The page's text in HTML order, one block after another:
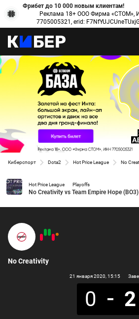
Фрибет до 10 000 новым клиентам!
Реклама 18+ ООО Фирма «СТОМ»,
7705005321, erid:
Киберспорт Dota2 Hot Price League No
Hot Price League Playoffs
No Creativity vs Team Empire Hope (BO3)
No Creativity
21 января 2020 , 15:15
0 2